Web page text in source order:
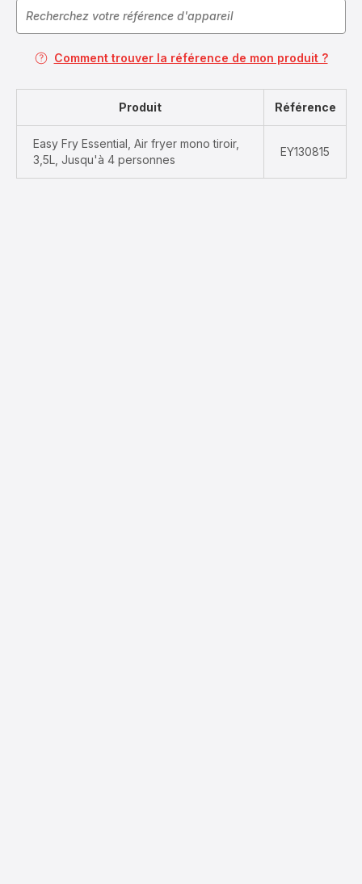
Comment trouver la référence de mon produit ?
Produit Référence
Easy Fry Essential, Air fryer mono tiroir,
3,5L, Jusqu'à 4 personnes
EY130815